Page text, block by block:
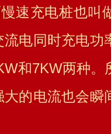
速充电桩也叫
电同时充电功
和7KW两种
的电流也会瞬